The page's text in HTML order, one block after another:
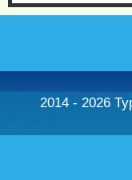
2014 - 2026